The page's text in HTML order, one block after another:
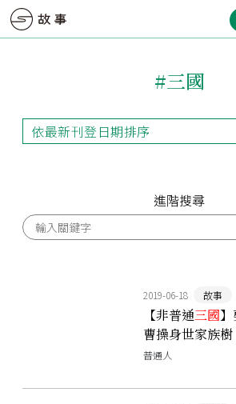
#三國
依最新刊登日期排序
依最新刊登日期排序
進階搜尋
2019-06-18 故事
【非普通三國
曹操身世家族樹
普通人